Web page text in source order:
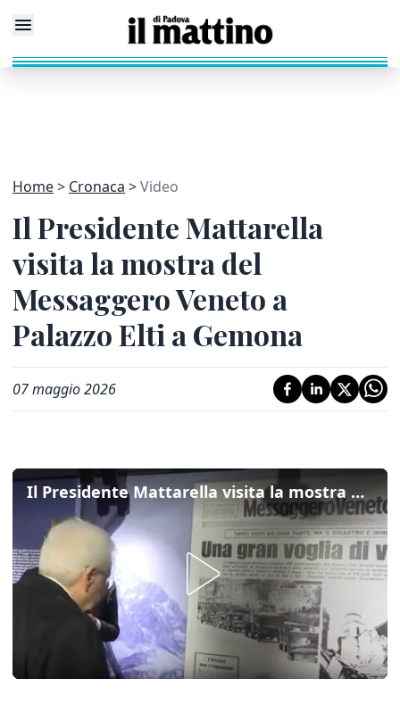
Home Cronaca Video
Il Presidente Mattarella
visita la mostra del
Messaggero Veneto a
Palazzo Elti a Gemona
07 maggio 2026
Il Presidente Mattarella visita la mostra del Messaggero Veneto a Palazzo Elti a Gemona